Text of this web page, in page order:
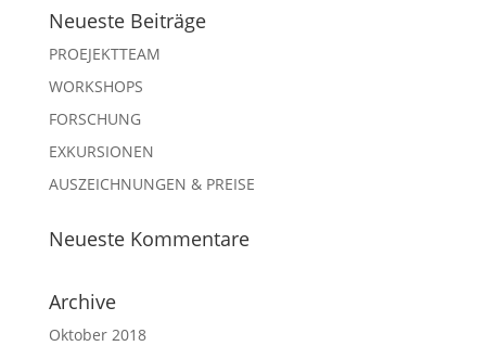
Neueste Beiträge
PROEJEKTTEAM
WORKSHOPS
FORSCHUNG
EXKURSIONEN
AUSZEICHNUNGEN & PREISE
Neueste Kommentare
Archive
Oktober 2018